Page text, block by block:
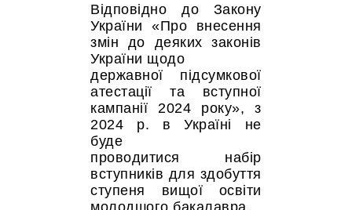
Відповідно до Закону
України «Про внесення
змін до деяких законів
України щодо
державної підсумкової
атестації та вступної
кампанії 2024 року», з
2024 р. в Україні не
буде
проводитися набір
вступників для здобуття
ступеня вищої освіти
молодшого бакалавра.